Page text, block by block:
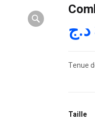
د.ج
Tenue
Taille